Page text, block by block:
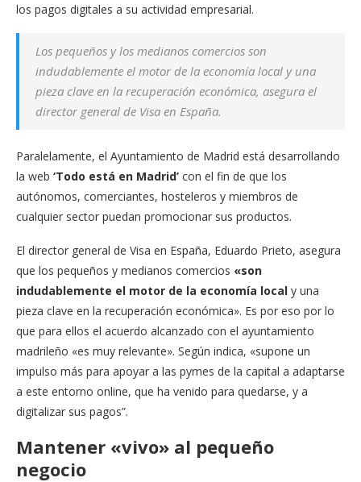
los pagos digitales a su actividad empresarial.
Los pequeños y los medianos comercios son
indudablemente el motor de la economía local y una
pieza clave en la recuperación económica, asegura el
director general de Visa en España.
Paralelamente, el Ayuntamiento de Madrid está desarrollando
la web ‘Todo está en Madrid’ con el fin de que los
autónomos, comerciantes, hosteleros y miembros de
cualquier sector puedan promocionar sus productos.
El director general de Visa en España, Eduardo Prieto, asegura
que los pequeños y medianos comercios «son
indudablemente el motor de la economía local y una
pieza clave en la recuperación económica». Es por eso por lo
que para ellos el acuerdo alcanzado con el ayuntamiento
madrileño «es muy relevante». Según indica, «supone un
impulso más para apoyar a las pymes de la capital a adaptarse
a este entorno online, que ha venido para quedarse, y a
digitalizar sus pagos”.
Mantener «vivo» al pequeño
negocio